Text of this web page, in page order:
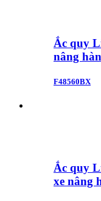
Ắc quy
nâng
F48560BX
Ắc quy
xe nâng